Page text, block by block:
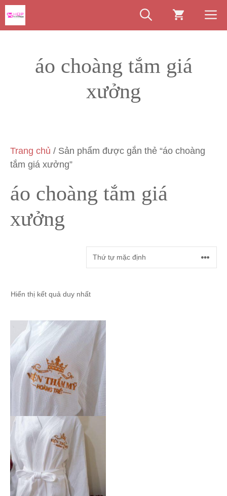
Chuyển
đến
nội
áo choàng tắm giá
xưởng
Trang chủ / Sản phẩm được gắn thẻ “áo choàng
tắm giá xưởng”
áo choàng tắm giá
xưởng
Hiển thị kết quả duy nhất